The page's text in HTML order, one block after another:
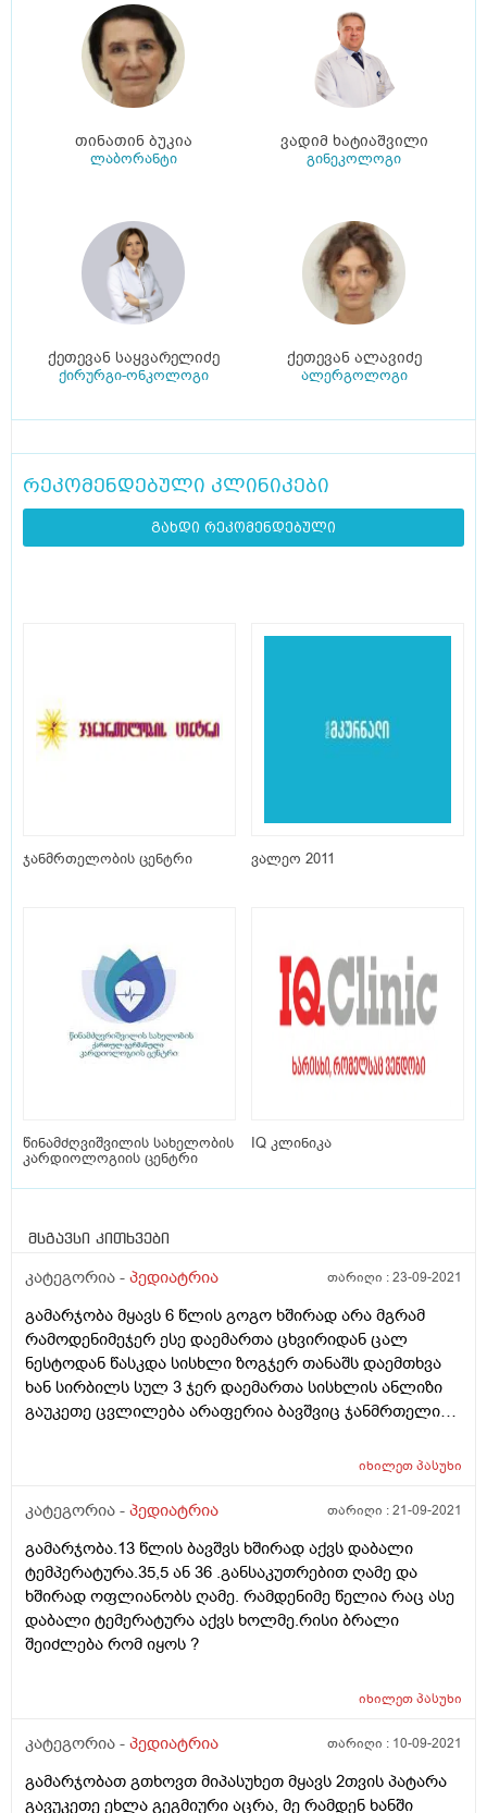
თინათინ ბუკია
ლაბორანტი
ვადიმ ხატიაშვილი
გინეკოლოგი
ქეთევან საყვარელიძე
ქირურგი-ონკოლოგი
ქეთევან ალავიძე
ალერგოლოგი
რეკომენდებული კლინიკები
გახდი რეკომენდებული
ჯანმრთელობის ცენტრი ვალეო 2011
წინამძღვიშვილის სახელობის
კარდიოლოგიის ცენტრი
IQ კლინიკა
მსგავსი კითხვები
კატეგორია - პედიატრია თარიღი :23-09-2021
გამარჯობა მყავს 6 წლის გოგო ხშირად არა მგრამ
რამოდენიმეჯერ ესე დაემართა ცხვირიდან ცალ
ნესტოდან წასკდა სისხლი ზოგჯერ თანაშს დაემთხვა
ხან სირბილს სულ 3 ჯერ დაემართა სისხლის ანლიზი
გაუკეთე ცვლილება არაფერია ბავშვიც ჯანმრთელია
იხილეთპასუხი
კატეგორია - პედიატრია თარიღი :21-09-2021
გამარჯობა.13 წლის ბავშვს ხშირად აქვს დაბალი
ტემპერატურა.35,5 ან 36 .განსაკუთრებით ღამე და
ხშირად ოფლიანობს ღამე. რამდენიმე წელია რაც ასე
დაბალი ტემერატურა აქვს ხოლმე.რისი ბრალი
შეიძლება რომ იყოს ?
იხილეთპასუხი
კატეგორია - პედიატრია თარიღი : 10-09-2021
გამარჯობათ გთხოვთ მიპასუხეთ მყავს 2თვის პატარა
გავუკეთე ეხლა გეგმიური აცრა, მე რამდენ ხანში